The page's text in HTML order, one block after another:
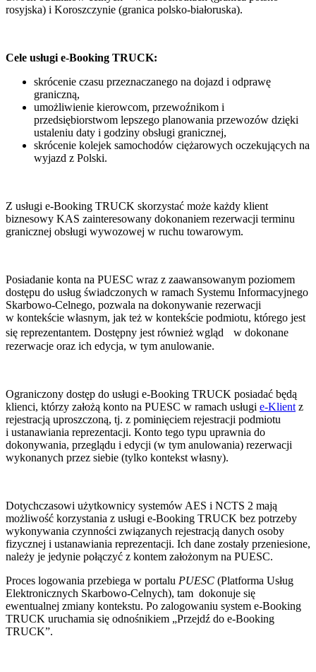
rosyjska) i Koroszczynie (granica polsko-białoruska).
Cele usługi e-Booking TRUCK:
skrócenie czasu przeznaczanego na dojazd i odprawę
graniczną,
umożliwienie kierowcom, przewoźnikom i
przedsiębiorstwom lepszego planowania przewozów dzięki
ustaleniu daty i godziny obsługi granicznej,
skrócenie kolejek samochodów ciężarowych oczekujących na
wyjazd z Polski.
Z usługi e-Booking TRUCK skorzystać może każdy klient
biznesowy KAS zainteresowany dokonaniem rezerwacji terminu
granicznej obsługi wywozowej w ruchu towarowym.
Posiadanie konta na PUESC wraz z zaawansowanym poziomem
dostępu do usług świadczonych w ramach Systemu Informacyjnego
Skarbowo-Celnego, pozwala na dokonywanie rezerwacji
w kontekście własnym, jak też w kontekście podmiotu, którego jest
się reprezentantem. Dostępny jest również wgląd w dokonane
rezerwacje oraz ich edycja, w tym anulowanie.
Ograniczony dostęp do usługi e-Booking TRUCK posiadać będą
klienci, którzy założą konto na PUESC w ramach usługi e-Klient z
rejestracją uproszczoną, tj. z pominięciem rejestracji podmiotu
i ustanawiania reprezentacji. Konto tego typu uprawnia do
dokonywania, przeglądu i edycji (w tym anulowania) rezerwacji
wykonanych przez siebie (tylko kontekst własny).
Dotychczasowi użytkownicy systemów AES i NCTS 2 mają
możliwość korzystania z usługi e-Booking TRUCK bez potrzeby
wykonywania czynności związanych rejestracją danych osoby
fizycznej i ustanawiania reprezentacji. Ich dane zostały przeniesione,
należy je jedynie połączyć z kontem założonym na PUESC.
Proces logowania przebiega w portalu PUESC (Platforma Usług
Elektronicznych Skarbowo-Celnych), tam dokonuje się
ewentualnej zmiany kontekstu. Po zalogowaniu system e-Booking
TRUCK uruchamia się odnośnikiem „Przejdź do e-Booking
TRUCK”.